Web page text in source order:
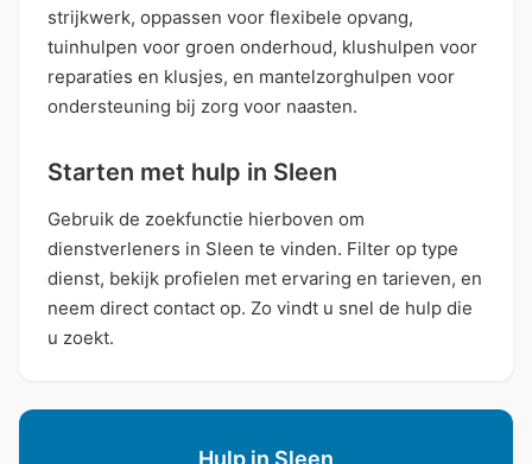
strijkwerk, oppassen voor flexibele opvang,
tuinhulpen voor groen onderhoud, klushulpen voor
reparaties en klusjes, en mantelzorghulpen voor
ondersteuning bij zorg voor naasten.
Starten met hulp in Sleen
Gebruik de zoekfunctie hierboven om
dienstverleners in Sleen te vinden. Filter op type
dienst, bekijk profielen met ervaring en tarieven, en
neem direct contact op. Zo vindt u snel de hulp die
u zoekt.
Hulp in Sleen